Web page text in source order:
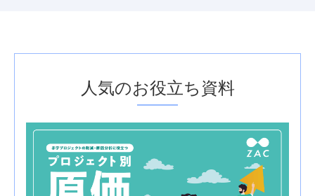
人気のお役立ち資料